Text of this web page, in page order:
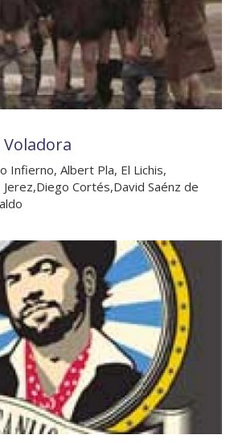
Voladora
Infierno, Albert Pla, El Lichis,
Cortés,David Saénz de